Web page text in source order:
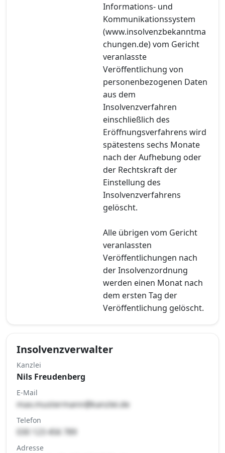
Informations- und
Kommunikationssystem
(www.insolvenzbekanntma
chungen.de) vom Gericht
veranlasste
Veröffentlichung von
personenbezogenen Daten
aus dem
Insolvenzverfahren
einschließlich des
Eröffnungsverfahrens wird
spätestens sechs Monate
nach der Aufhebung oder
der Rechtskraft der
Einstellung des
Insolvenzverfahrens
gelöscht.
Alle übrigen vom Gericht
veranlassten
Veröffentlichungen nach
der Insolvenzordnung
werden einen Monat nach
dem ersten Tag der
Veröffentlichung gelöscht.
Insolvenzverwalter
Kanzlei
Nils Freudenberg
E-Mail
max.mustermann@kanzlei.de
Telefon
030 123 456 789
Adresse